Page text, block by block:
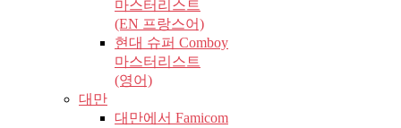
마스터리스트
(EN 프랑스어)
현대 슈퍼 Comboy
마스터리스트
(영어)
대만
대만에서 Famicom